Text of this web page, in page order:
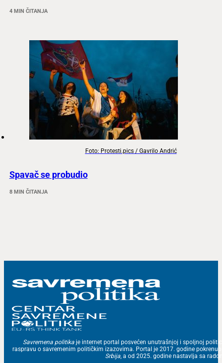
4 MIN ČITANJA
Foto: Protesti.pics / Gavrilo Andrić
Spavač se probudio
8 MIN ČITANJA
Savremena politika je internet portal posvećen unutrašnjoj i spoljnoj
raspravu o savremenim političkim izazovima. Portal je 2017. godine
Srbija , a od 2025. godine nastavlja sa